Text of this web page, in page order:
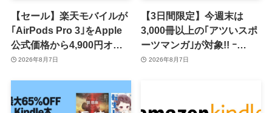
【セール】楽天モバイルが
｢AirPods Pro 3｣をApple
公式価格から4,900円オフ
で販売中
2026年8月7日
【3日間限定】今週末は
3,000冊以上の｢アツいスポ
ーツマンガ｣が対象!! ｰ
｢Amazonマンガ毎週末セ
2026年8月7日